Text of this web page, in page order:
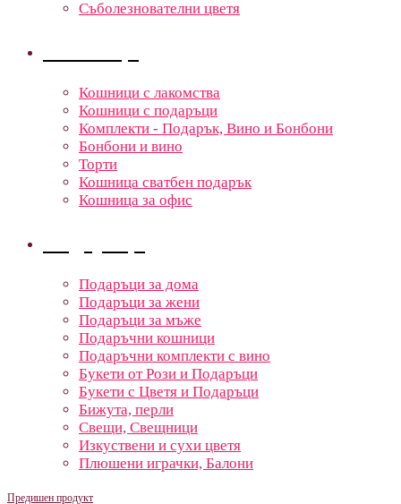
Съболезнователни цветя
Кошници с лакомства
Кошници с подаръци
Комплекти - Подарък, Вино и Бонбони
Бонбони и вино
Торти
Кошница сватбен подарък
Кошница за офис
Подаръци за дома
Подаръци за жени
Подаръци за мъже
Подаръчни кошници
Подаръчни комплекти с вино
Букети от Рози и Подаръци
Букети с Цветя и Подаръци
Бижута, перли
Свещи, Свещници
Изкуствени и сухи цветя
Плюшени играчки, Балони
Предишен продукт